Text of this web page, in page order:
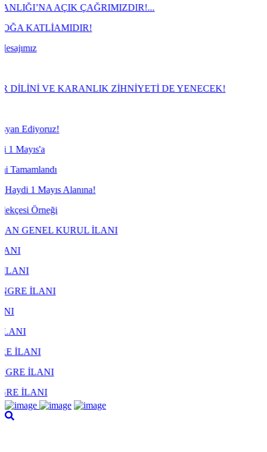
ÇAĞRIMIZDIR!...
ZİHNİYETİ DE YENECEK!
İLANI